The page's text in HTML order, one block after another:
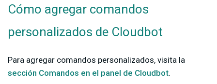
Cómo agregar comandos
personalizados de Cloudbot
Para agregar comandos personalizados, visita la
sección Comandos en el panel de Cloudbot.